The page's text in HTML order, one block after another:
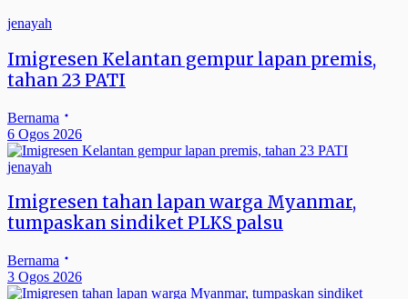
jenayah
Imigresen Kelantan gempur lapan premis,
tahan 23 PATI
Bernama
6 Ogos 2026
jenayah
Imigresen tahan lapan warga Myanmar,
tumpaskan sindiket PLKS palsu
Bernama
3 Ogos 2026